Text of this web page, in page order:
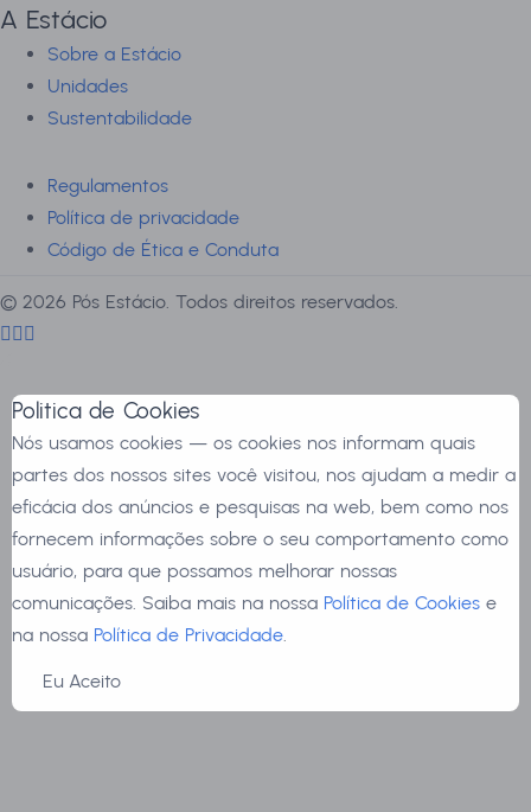
A Estácio
Sobre a Estácio
Unidades
Sustentabilidade
Regulamentos
Política de privacidade
Código de Ética e Conduta
© 2026 Pós Estácio. Todos direitos reservados.
Politica de Cookies
Nós usamos cookies — os cookies nos informam quais
partes dos nossos sites você visitou, nos ajudam a medir a
eficácia dos anúncios e pesquisas na web, bem como nos
fornecem informações sobre o seu comportamento como
usuário, para que possamos melhorar nossas
comunicações. Saiba mais na nossa Política de Cookies e
na nossa Política de Privacidade.
Eu Aceito